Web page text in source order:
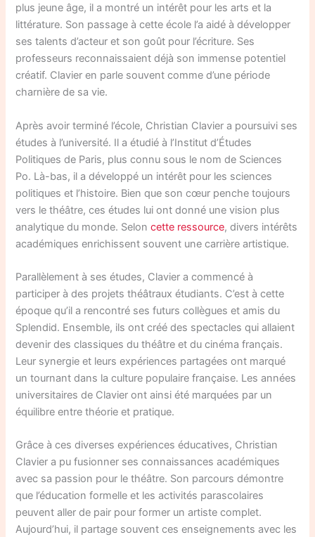
plus jeune âge, il a montré un intérêt pour les arts et la
littérature. Son passage à cette école l’a aidé à développer
ses talents d’acteur et son goût pour l’écriture. Ses
professeurs reconnaissaient déjà son immense potentiel
créatif. Clavier en parle souvent comme d’une période
charnière de sa vie.
Après avoir terminé l’école, Christian Clavier a poursuivi ses
études à l’université. Il a étudié à l’Institut d’Études
Politiques de Paris, plus connu sous le nom de Sciences
Po. Là-bas, il a développé un intérêt pour les sciences
politiques et l’histoire. Bien que son cœur penche toujours
vers le théâtre, ces études lui ont donné une vision plus
analytique du monde. Seloncette ressource, divers intérêts
académiques enrichissent souvent une carrière artistique.
Parallèlement à ses études, Clavier a commencé à
participer à des projets théâtraux étudiants. C’est à cette
époque qu’il a rencontré ses futurs collègues et amis du
Splendid. Ensemble, ils ont créé des spectacles qui allaient
devenir des classiques du théâtre et du cinéma français.
Leur synergie et leurs expériences partagées ont marqué
un tournant dans la culture populaire française. Les années
universitaires de Clavier ont ainsi été marquées par un
équilibre entre théorie et pratique.
Grâce à ces diverses expériences éducatives, Christian
Clavier a pu fusionner ses connaissances académiques
avec sa passion pour le théâtre. Son parcours démontre
que l’éducation formelle et les activités parascolaires
peuvent aller de pair pour former un artiste complet.
Aujourd’hui, il partage souvent ces enseignements avec les